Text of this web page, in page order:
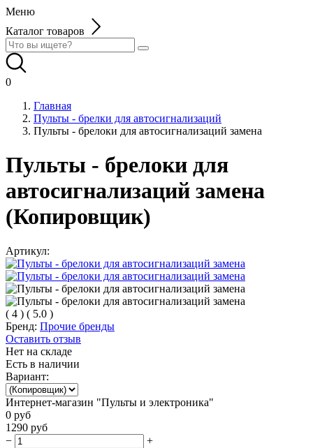
Меню
Каталог товаров
0
Главная
Пульты - брелки для автосигнализаций
Пульты - брелоки для автосигнализаций замена
Пульты - брелоки для
автосигнализаций замена
(Копировщик)
Артикул:
( 4 ) ( 5.0 )
Бренд: Прочие бренды
Оставить отзыв
Нет на складе
Есть в наличии
Вариант:
Интернет-магазин "Пульты и электроника"
0 руб
1290 руб
−
+